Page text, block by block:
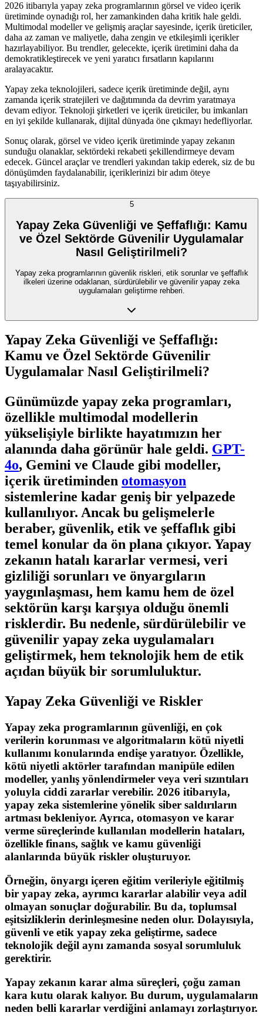
2026 itibarıyla yapay zeka programlarının görsel ve video içerik
üretiminde oynadığı rol, her zamankinden daha kritik hale geldi.
Multimodal modeller ve gelişmiş araçlar sayesinde, içerik üreticiler,
daha az zaman ve maliyetle, daha zengin ve etkileşimli içerikler
hazırlayabiliyor. Bu trendler, gelecekte, içerik üretimini daha da
demokratikleştirecek ve yeni yaratıcı fırsatların kapılarını
aralayacaktır.
Yapay zeka teknolojileri, sadece içerik üretiminde değil, aynı
zamanda içerik stratejileri ve dağıtımında da devrim yaratmaya
devam ediyor. Teknoloji şirketleri ve içerik üreticiler, bu imkanları
en iyi şekilde kullanarak, dijital dünyada öne çıkmayı hedefliyorlar.
Sonuç olarak, görsel ve video içerik üretiminde yapay zekanın
sunduğu olanaklar, sektördeki rekabeti şekillendirmeye devam
edecek. Güncel araçlar ve trendleri yakından takip ederek, siz de bu
dönüşümden faydalanabilir, içeriklerinizi bir adım öteye
taşıyabilirsiniz.
5
Yapay Zeka Güvenliği ve Şeffaflığı: Kamu
ve Özel Sektörde Güvenilir Uygulamalar
Nasıl Geliştirilmeli?
Yapay zeka programlarının güvenlik riskleri, etik sorunlar ve şeffaflık
ilkeleri üzerine odaklanan, sürdürülebilir ve güvenilir yapay zeka
uygulamaları geliştirme rehberi.
Yapay Zeka Güvenliği ve Şeffaflığı:
Kamu ve Özel Sektörde Güvenilir
Uygulamalar Nasıl Geliştirilmeli?
Günümüzde yapay zeka programları,
özellikle multimodal modellerin
yükselişiyle birlikte hayatımızın her
alanında daha görünür hale geldi. GPT-
4o, Gemini ve Claude gibi modeller,
içerik üretiminden otomasyon
sistemlerine kadar geniş bir yelpazede
kullanılıyor. Ancak bu gelişmelerle
beraber, güvenlik, etik ve şeffaflık gibi
temel konular da ön plana çıkıyor. Yapay
zekanın hatalı kararlar vermesi, veri
gizliliği sorunları ve önyargıların
yaygınlaşması, hem kamu hem de özel
sektörün karşı karşıya olduğu önemli
risklerdir. Bu nedenle, sürdürülebilir ve
güvenilir yapay zeka uygulamaları
geliştirmek, hem teknolojik hem de etik
açıdan büyük bir sorumluluktur.
Yapay Zeka Güvenliği ve Riskler
Yapay zeka programlarının güvenliği, en çok
verilerin korunması ve algoritmaların kötü niyetli
kullanımı konularında endişe yaratıyor. Özellikle,
kötü niyetli aktörler tarafından manipüle edilen
modeller, yanlış yönlendirmeler veya veri sızıntıları
yoluyla ciddi zararlar verebilir. 2026 itibarıyla,
yapay zeka sistemlerine yönelik siber saldırıların
artması bekleniyor. Ayrıca, otomasyon ve karar
verme süreçlerinde kullanılan modellerin hataları,
özellikle finans, sağlık ve kamu güvenliği
alanlarında büyük riskler oluşturuyor.
Örneğin, önyargı içeren eğitim verileriyle eğitilmiş
bir yapay zeka, ayrımcı kararlar alabilir veya adil
olmayan sonuçlar doğurabilir. Bu da, toplumsal
eşitsizliklerin derinleşmesine neden olur. Dolayısıyla,
güvenli ve etik yapay zeka geliştirme, sadece
teknolojik değil aynı zamanda sosyal sorumluluk
gerektirir.
Yapay zekanın karar alma süreçleri, çoğu zaman
kara kutu olarak kalıyor. Bu durum, uygulamaların
neden belli kararlar verdiğini anlamayı zorlaştırıyor.